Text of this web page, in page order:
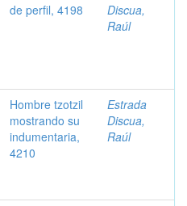
de perfil, 4198
Discua,
Raúl
Hombre tzotzil
mostrando su
indumentaria,
4210
Estrada
Discua,
Raúl